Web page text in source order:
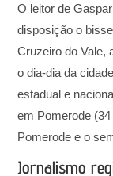
O leitor de
disposição o
Cruzeiro do Vale,
o dia-dia da
estadual e
em Pomerode
Pomerode e o
Jornalismo